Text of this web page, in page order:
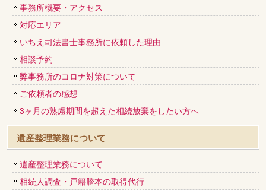
事務所概要・アクセス
対応エリア
いちえ司法書士事務所に依頼した理由
相談予約
弊事務所のコロナ対策について
ご依頼者の感想
3ヶ月の熟慮期間を超えた相続放棄をしたい方へ
遺産整理業務について
遺産整理業務について
相続人調査・戸籍謄本の取得代行